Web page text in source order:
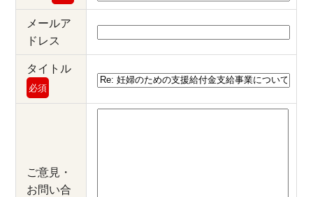
メールア
ドレス
タイトル
必須
ご意見・
お問い合